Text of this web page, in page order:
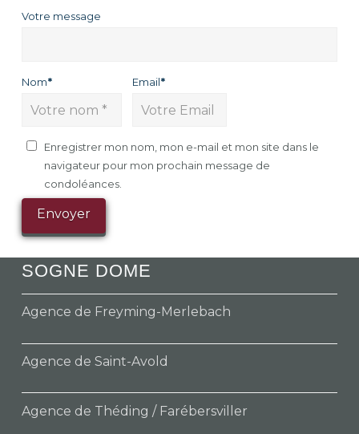
Votre message
Nom* Email*
Enregistrer mon nom, mon e-mail et mon site dans le
navigateur pour mon prochain message de
condoléances.
SOGNE DOME
Agence de Freyming-Merlebach
Agence de Saint-Avold
Agence de Théding / Farébersviller